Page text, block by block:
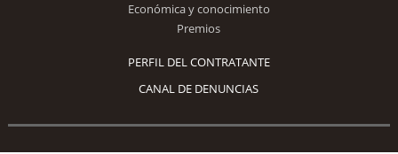
Económica y conocimiento
Premios
PERFIL DEL CONTRATANTE
CANAL DE DENUNCIAS